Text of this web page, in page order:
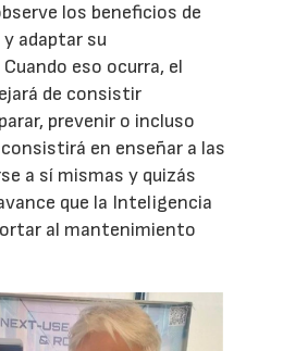
los beneficios de
adaptar su
eso ocurra, el
de consistir
prevenir o incluso
en enseñar a las
a sí mismas y quizás
que la Inteligencia
al mantenimiento